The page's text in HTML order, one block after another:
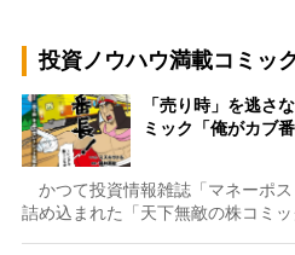
投資ノウハウ満載コミッ
「売り時」を逃さ
ミック「俺がカブ
かつて投資情報雑誌「マネーポ
詰め込まれた「天下無敵の株コミ